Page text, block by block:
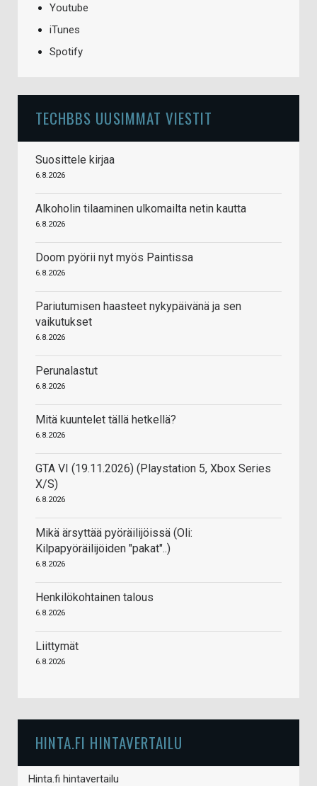
Youtube
iTunes
Spotify
TECHBBS UUSIMMAT VIESTIT
Suosittele kirjaa
6.8.2026
Alkoholin tilaaminen ulkomailta netin kautta
6.8.2026
Doom pyörii nyt myös Paintissa
6.8.2026
Pariutumisen haasteet nykypäivänä ja sen
vaikutukset
6.8.2026
Perunalastut
6.8.2026
Mitä kuuntelet tällä hetkellä?
6.8.2026
GTA VI (19.11.2026) (Playstation 5, Xbox Series
X/S)
6.8.2026
Mikä ärsyttää pyöräilijöissä (Oli:
Kilpapyöräilijöiden "pakat"..)
6.8.2026
Henkilökohtainen talous
6.8.2026
Liittymät
6.8.2026
HINTA.FI HINTAVERTAILU
Hinta.fi hintavertailu